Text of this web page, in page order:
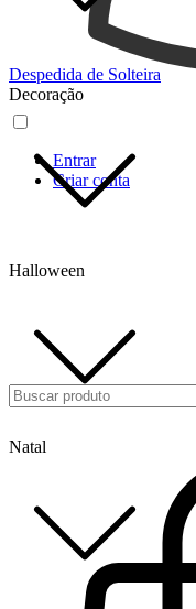
Despedida de Solteira
Decoração
Halloween
Natal
Entrar
Criar conta